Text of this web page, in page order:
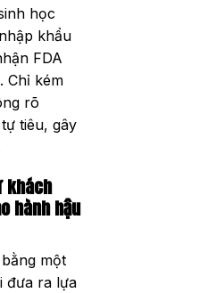
học
khẩu
FDA
Chỉ kém
rõ
tiêu, gây
khách
hành hậu
một
đưa ra lựa